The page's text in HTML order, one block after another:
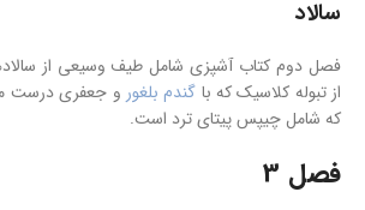
سالاد
فصل دوم کتاب آشپزی شامل طیف وسیعی از
از تبوله کلاسیک که با گندم بلغور و جعفری درست
که شامل چیپس پیتای ترد است.
فصل 3